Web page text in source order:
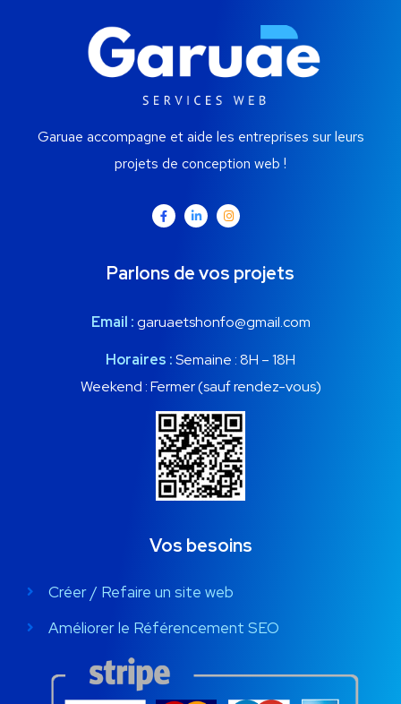
Garuae accompagne et aide les entreprises sur leurs
projets de conception web !
Parlons de vos projets
Email :garuaetshonfo@gmail.com
Horaires :Semaine : 8H – 18H
Weekend : Fermer (sauf rendez-vous)
Vos besoins
Créer / Refaire un site web
Améliorer le Référencement SEO